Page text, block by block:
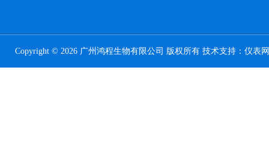
Copyright © 2026 广州鸿程生物有限公司 版权所有 技术支持： 仪表网